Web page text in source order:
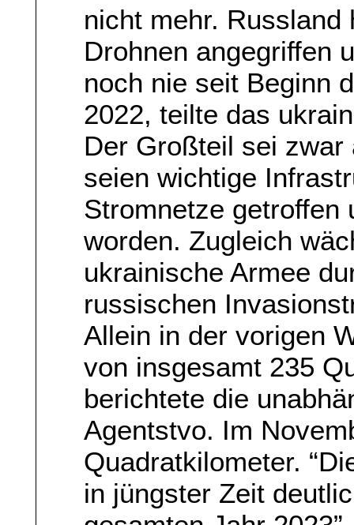
nicht mehr.
Drohnen angegriffen
noch nie seit Beginn
2022, teilte das
Der Großteil sei zwar
seien wichtige
Stromnetze getroffen
worden. Zugleich
ukrainische Armee
russischen
Allein in der vorigen
von insgesamt 235
berichtete die
Agentstvo. Im
Quadratkilometer.
in jüngster Zeit